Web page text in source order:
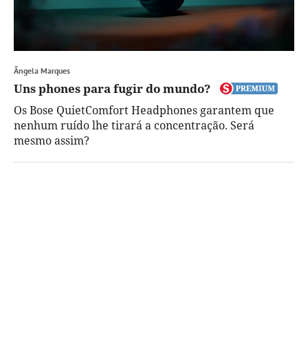
Ângela Marques
Uns phones para fugir do mundo?
Os Bose QuietComfort Headphones garantem que
nenhum ruído lhe tirará a concentração. Será
mesmo assim?